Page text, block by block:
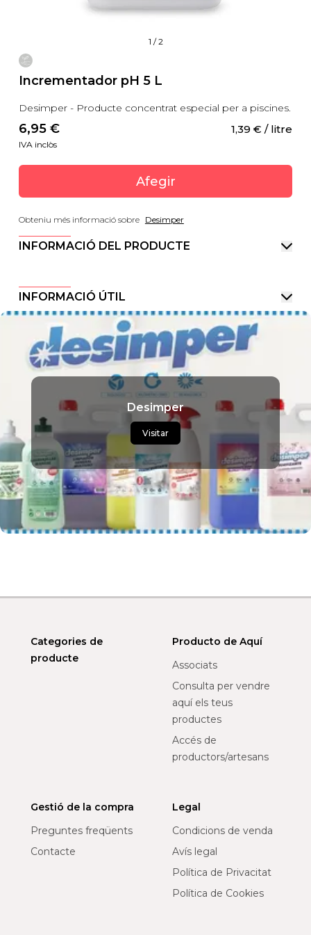
1 /2
Incrementador pH 5 L
Desimper - Producte concentrat especial per a piscines.
6,95 € 1,39 € / litre
IVA inclòs
Afegir
Obteniu més informació sobre Desimper
INFORMACIÓ DEL PRODUCTE
INFORMACIÓ ÚTIL
Desimper
Visitar
Categories de
producte
Producto de Aquí
Associats
Consulta per vendre
aquí els teus
productes
Accés de
productors/artesans
Gestió de la compra
Preguntes freqüents
Contacte
Legal
Condicions de venda
Avís legal
Política de Privacitat
Política de Cookies